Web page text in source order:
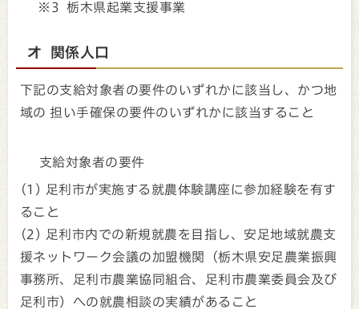
※3 栃木県起業支援事業
オ 関係人口
下記の支給対象者の要件のいずれかに該当し、かつ地
域の 担い手確保の要件のいずれかに該当すること
支給対象者の要件
(1) 足利市が実施する就農体験講座に参加経験を有す
ること
(2) 足利市内での新規就農を目指し、安足地域就農支
援ネットワーク会議の加盟機関（栃木県安足農業振興
事務所、足利市農業協同組合、足利市農業委員会及び
足利市）への就農相談の実績があること